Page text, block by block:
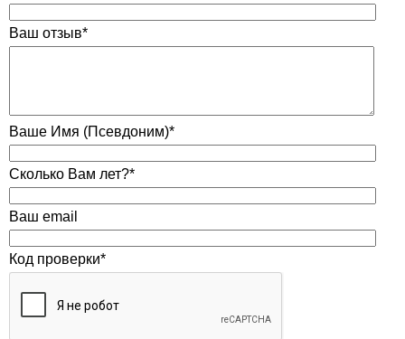
Ваш отзыв*
Ваше Имя (Псевдоним)*
Сколько Вам лет?*
Ваш email
Код проверки*